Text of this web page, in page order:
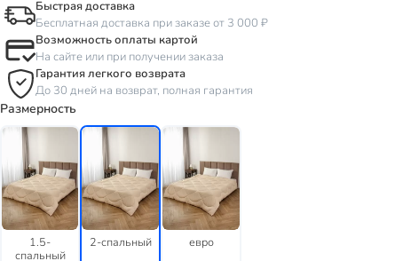
Быстрая доставка
Бесплатная доставка при заказе от 3 000 ₽
Возможность оплаты картой
На сайте или при получении заказа
Гарантия легкого возврата
До 30 дней на возврат, полная гарантия
Размерность
1.5-
спальный
2-спальный евро